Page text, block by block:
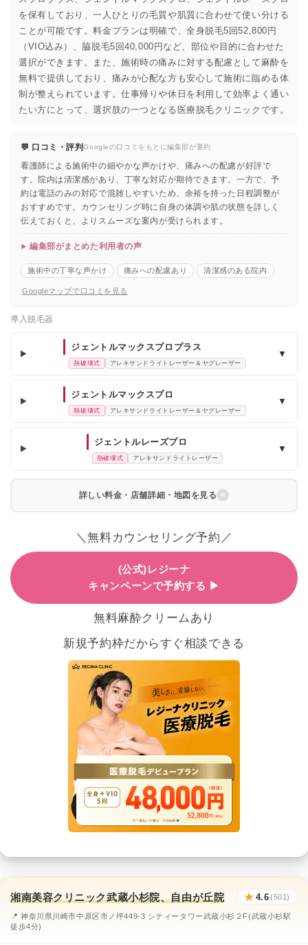
を保有しており、一人ひとりの毛質や肌質に合わせて使い分ける
ことが可能です。料金プランは明確で、全身脱毛5回52,800円
（VIO込み）、脇脱毛5回40,000円など、部位や目的に合わせた
選択ができます。また、施術時の痛みに対する配慮として麻酔を
無料で提供しており、痛みが心配な方も安心して施術に臨める体
制が整えられています。仕事帰りや休日を利用して効率よく通い
たい方にとって、選択肢の一つとなる医療脱毛クリニックです。
💬 口コミ・評判Googleの口コミをもとに編集部が要約
看護師による施術中の細やかな声かけや、痛みへの配慮が好評で
す。院内は清潔感があり、丁寧な対応が期待できます。一方で、予
約は電話のみの対応で混雑しやすいため、余裕を持った日程調整が
おすすめです。カウンセリング時に自身の体調や肌の状態を詳しく
伝えておくと、よりスムーズな案内が受けられます。
編集部がまとめた利用者の声
施術中の丁寧な声かけ 痛みへの配慮あり 清潔感のある院内
Googleマップで口コミを見る
導入脱毛器
ジェントルマックスプロプラス
熱破壊式 アレキサンドライトレーザー＆ヤグレーザー
▼
ジェントルマックスプロ
熱破壊式 アレキサンドライトレーザー＆ヤグレーザー
▼
ジェントルレーズプロ
熱破壊式 アレキサンドライトレーザー
▼
詳しい料金・店舗詳細・地図を見る
＼無料カウンセリング予約／
(公式)レジーナ
キャンペーンで予約する ▶
無料麻酔クリームあり
新規予約枠だからすぐ相談できる
湘南美容クリニック武蔵小杉院、自由が丘院 ★ 4.6(501)
📍 神奈川県川崎市中原区市ノ坪449-3 シティータワー武蔵小杉２F(武蔵小杉駅
徒歩4分)